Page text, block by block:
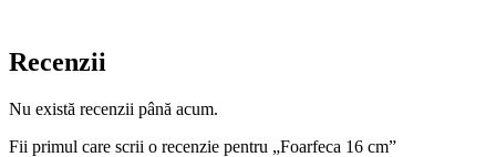
Recenzii
Nu există recenzii până acum.
Fii primul care scrii o recenzie pentru „Foarfeca 16 cm”